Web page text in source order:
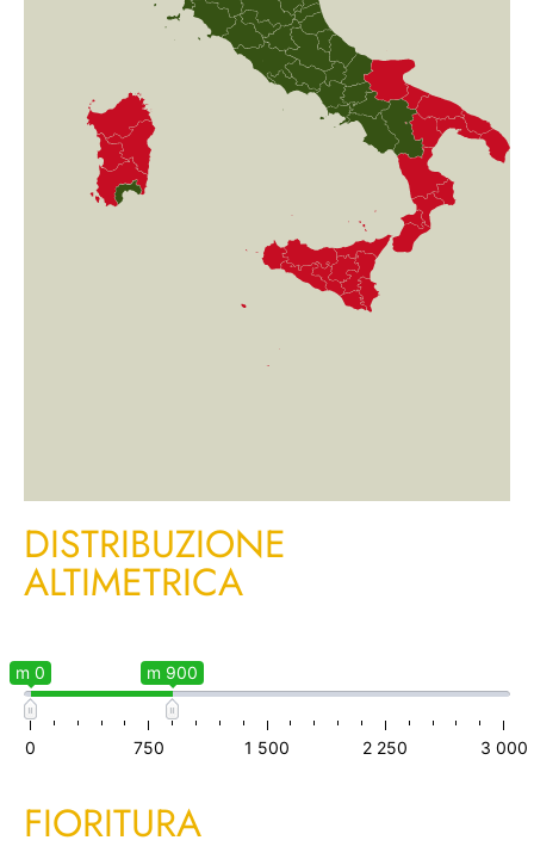
DISTRIBUZIONE
ALTIMETRICA
m 0 m 900
0 750 1 500 2 250 3 000
FIORITURA